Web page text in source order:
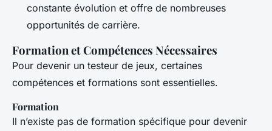
constante évolution et offre de nombreuses
opportunités de carrière.
Formation et Compétences Nécessaires
Pour devenir un testeur de jeux, certaines
compétences et formations sont essentielles.
Formation
Il n’existe pas de formation spécifique pour devenir